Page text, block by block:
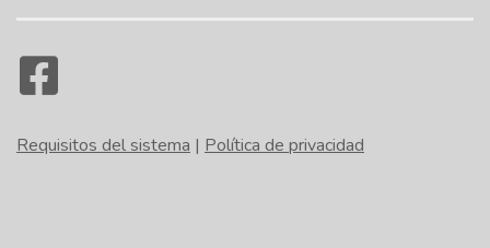
Requisitos del sistema | Política de privacidad